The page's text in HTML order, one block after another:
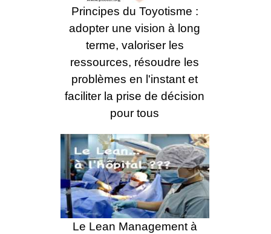
Principes du Toyotisme :
adopter une vision à long
terme, valoriser les
ressources, résoudre les
problèmes en l'instant et
faciliter la prise de décision
pour tous
Le Lean Management à